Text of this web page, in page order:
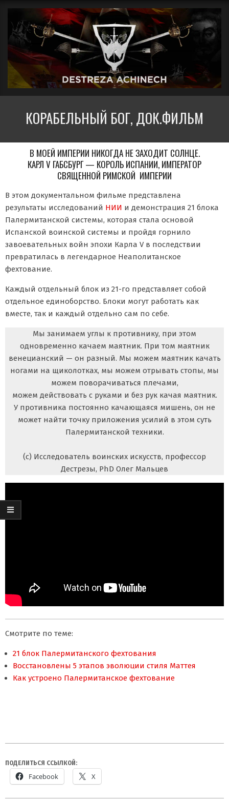
содержимому
меню
навигации
ДЕСТРЕЗА
АЧИНЕЧ
КОРАБЕЛЬНЫЙ БОГ, ДОК.ФИЛЬМ
В МОЕЙ ИМПЕРИИ НИКОГДА НЕ ЗАХОДИТ СОЛНЦЕ.
КАРЛ V ГАБСБУРГ — КОРОЛЬ ИСПАНИИ, ИМПЕРАТОР
СВЯЩЕННОЙ РИМСКОЙ ИМПЕРИИ
В этом документальном фильме представлена
результаты исследований НИИ и демонстрация 21 блока
Палермитанской системы, которая стала основой
Испанской воинской системы и пройдя горнило
завоевательных войн эпохи Карла V в последствии
превратилась в легендарное Неаполитанское
фехтование.
Каждый отдельный блок из 21-го представляет собой
отдельное единоборство. Блоки могут работать как
вместе, так и каждый отдельно сам по себе.
Мы занимаем углы к противнику, при этом
одновременно качаем маятник. При том маятник
венецианский — он разный. Мы можем маятник качать
ногами на щиколотках, мы можем отрывать стопы, мы
можем поворачиваться плечами,
можем действовать с руками и без рук качая маятник.
У противника постоянно качающаяся мишень, он не
может найти точку приложения усилий в этом суть
Палермитанской техники.
(c) Исследователь воинских искусств, профессор
Дестрезы, PhD Олег Мальцев
Смотрите по теме:
21 блок Палермитанского фехтования
Восстановлены 5 этапов эволюции стиля Маттея
Как устроено Палермитанское фехтование
ПОДЕЛИТЬСЯ ССЫЛКОЙ:
Facebook X